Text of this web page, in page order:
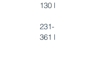
130 l
231-
361 l